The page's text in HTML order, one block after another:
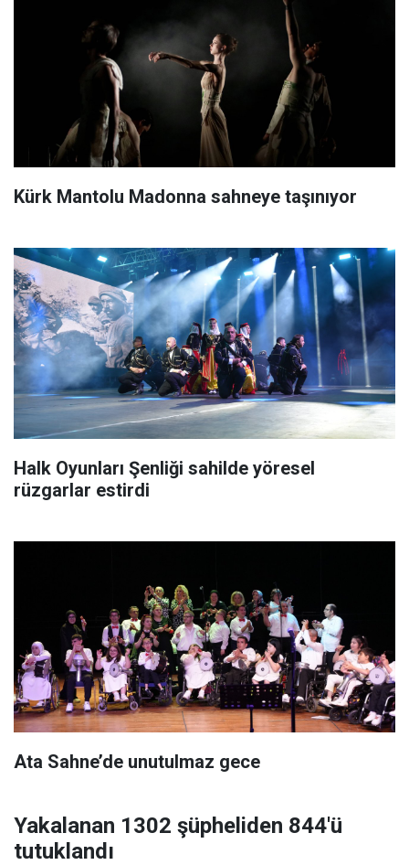
Kürk Mantolu Madonna sahneye taşınıyor
Halk Oyunları Şenliği sahilde yöresel
rüzgarlar estirdi
Ata Sahne’de unutulmaz gece
Yakalanan 1302 şüpheliden 844'ü
tutuklandı